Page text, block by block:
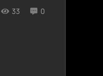
33 0